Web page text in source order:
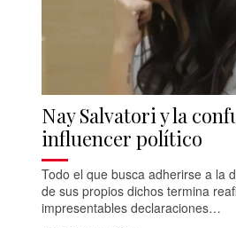
Nay Salvatori y la
influencer político
Todo el que busca adherirse a la
de sus propios dichos termina
impresentables declaraciones…